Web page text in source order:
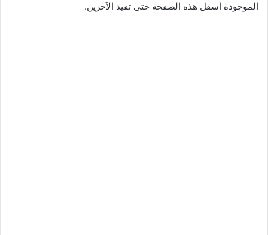
الموجودة أسفل هذه الصفحة حتى تفيد الآخرين.